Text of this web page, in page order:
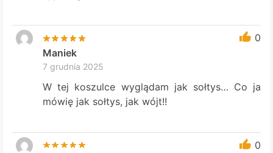
0
Maniek
7 grudnia 2025
W tej koszulce wyglądam jak sołtys… Co ja
mówię jak sołtys, jak wójt!!
0